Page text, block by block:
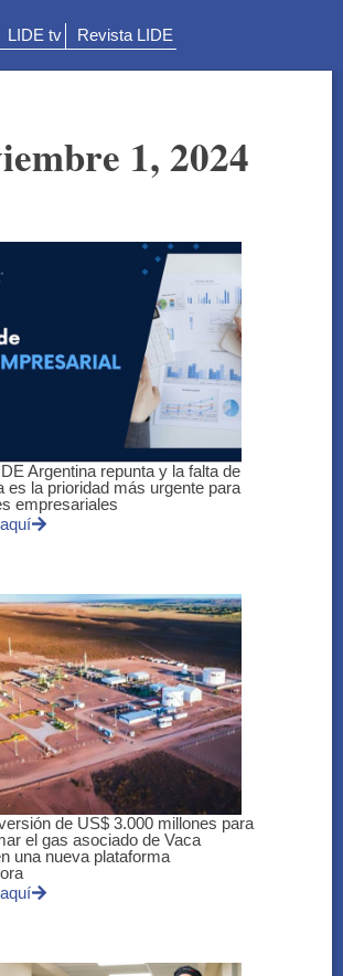
LIDE tv Revista LIDE
1, 2024
Argentina repunta y la falta de
es la prioridad más urgente para
empresariales
de US$ 3.000 millones para
el gas asociado de Vaca
una nueva plataforma